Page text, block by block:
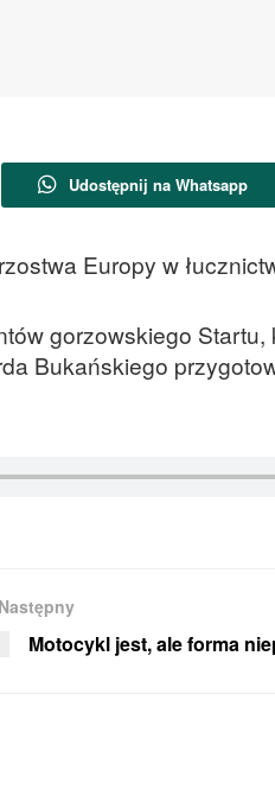
Udostępnij na Whatsapp
Europy w
gorzowskiego
Bukańskiego
Następny
Motocykl jest, ale forma